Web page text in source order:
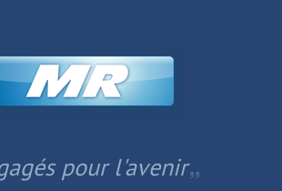
pour l'avenir